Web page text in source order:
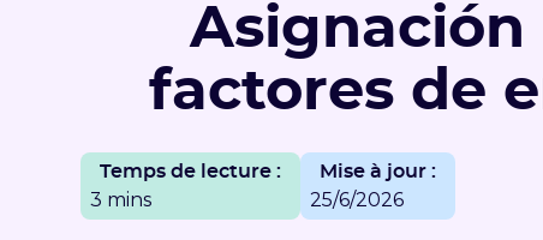
Asignación
factores de
Temps de lecture :
3 mins
Mise à jour :
25/6/2026